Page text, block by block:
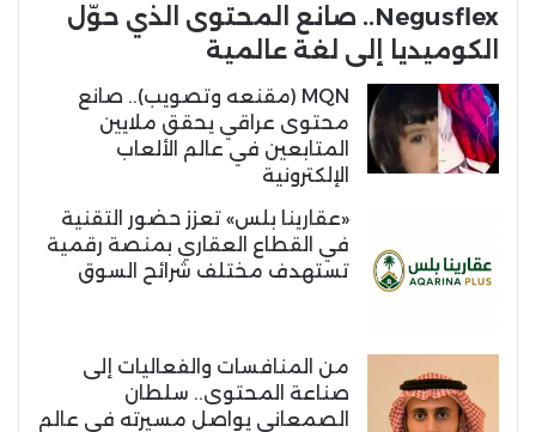
Negusflex.. صانع المحتوى الذي حوّل
الكوميديا إلى لغة عالمية
MQN (مقنعه وتصويب).. صانع
محتوى عراقي يحقق ملايين
المتابعين في عالم الألعاب
الإلكترونية
«عقارينا بلس» تعزز حضور التقنية
في القطاع العقاري بمنصة رقمية
تستهدف مختلف شرائح السوق
من المنافسات والفعاليات إلى
صناعة المحتوى.. سلطان
الصمعاني يواصل مسيرته في عالم